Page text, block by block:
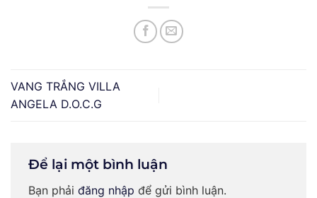
VANG TRẮNG VILLA
ANGELA D.O.C.G
Để lại một bình luận
Bạn phải đăng nhập để gửi bình luận.